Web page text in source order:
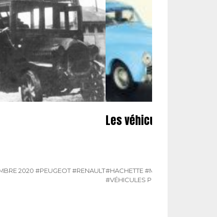
2020 #PEUGEOT#RENAULT
Les véhicules des
#HACHETTE#MINIATURES
#VÉHICULES PUBLICITAIRES